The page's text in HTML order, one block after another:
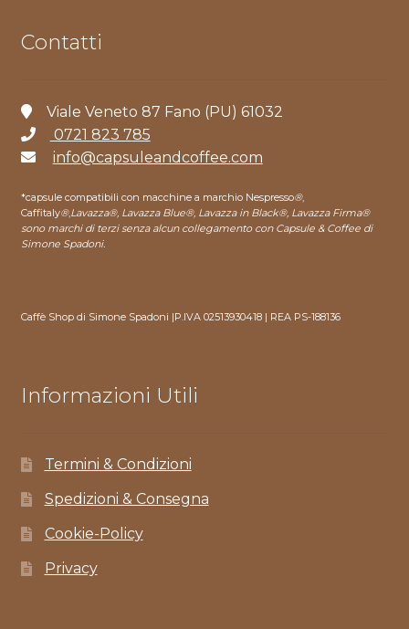
Contatti
Viale Veneto 87 Fano (PU) 61032
0721 823 785
info@capsuleandcoffee.com
*capsule compatibili con macchine a marchio Nespresso®,
Caffitaly®,Lavazza®, Lavazza Blue®, Lavazza in Black®, Lavazza Firma®
sono marchi di terzi senza alcun collegamento con Capsule & Coffee di
Simone Spadoni.
Caffè Shop di Simone Spadoni |P.IVA 02513930418 | REA PS-188136
Informazioni Utili
Termini & Condizioni
Spedizioni & Consegna
Cookie-Policy
Privacy